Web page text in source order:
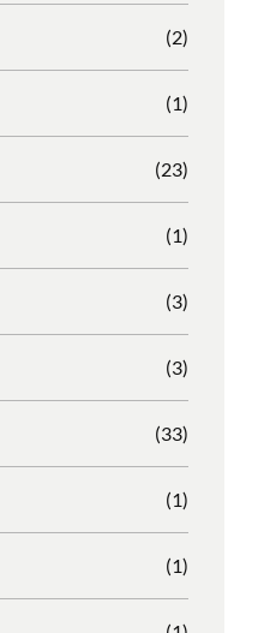
(2)
(1)
(23)
(1)
(3)
(3)
(33)
(1)
(1)